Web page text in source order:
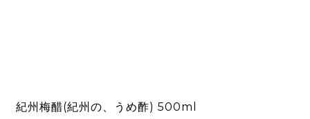
紀州梅醋(紀州の、うめ酢) 500ml